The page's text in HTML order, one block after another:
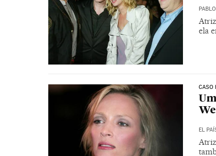
ela
CASO
EL